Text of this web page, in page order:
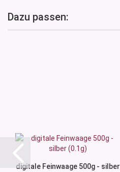
Dazu passen:
digitale Feinwaage 500g - silber